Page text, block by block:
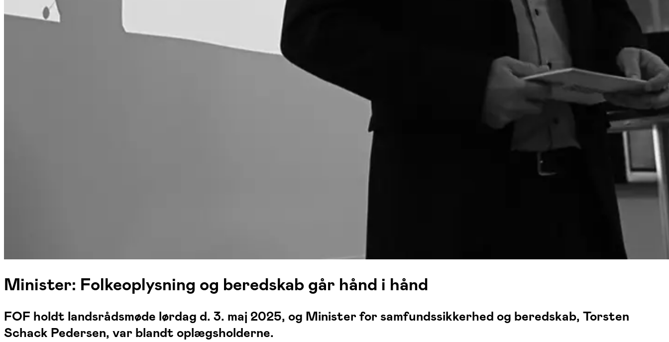
Minister: Folkeoplysning og beredskab går hånd i hånd
FOF holdt landsrådsmøde lørdag d. 3. maj 2025, og Minister for samfundssikkerhed og beredskab, Torsten
Schack Pedersen, var blandt oplægsholderne.